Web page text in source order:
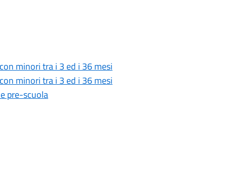
minori tra i 3 ed i 36 mesi
minori tra i 3 ed i 36 mesi
pre-scuola